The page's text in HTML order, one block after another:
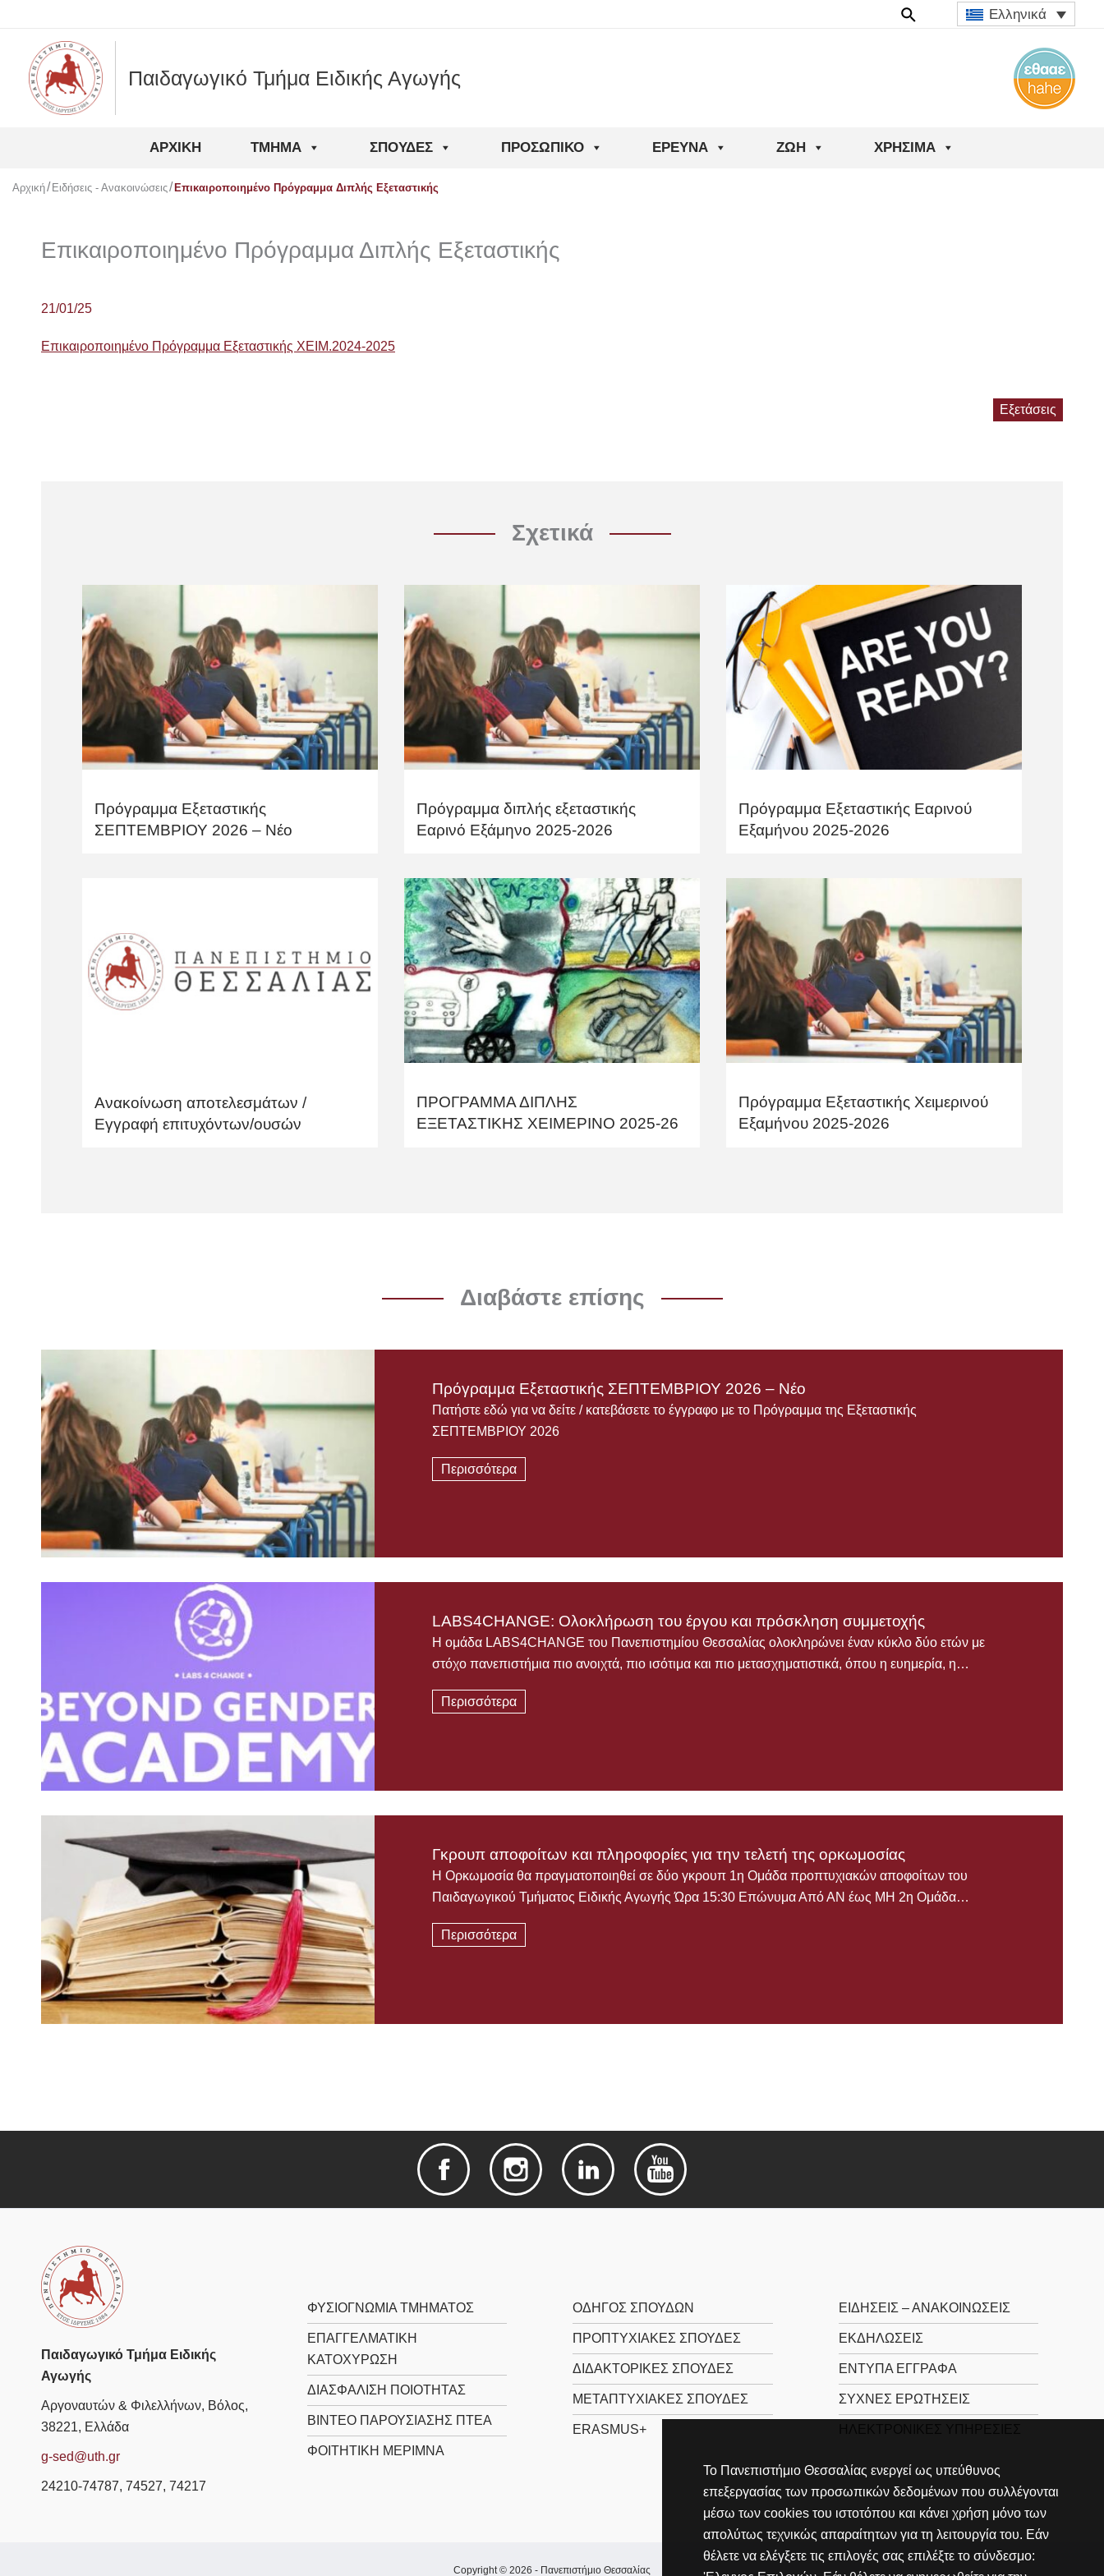
περιεχόμενο
Το Πανεπιστήμιο Θεσσαλίας ενεργεί ως υπεύθυνος
επεξεργασίας των προσωπικών δεδομένων που συλλέγονται
μέσω των cookies του ιστοτόπου και κάνει χρήση μόνο των
απολύτως τεχνικώς απαραίτητων για τη λειτουργία του. Εάν
θέλετε να ελέγξετε τις επιλογές σας επιλέξτε το σύνδεσμο:
Ελληνικά
Παιδαγωγικό Τμήμα Ειδικής Αγωγής
ΑΡΧΙΚΉ ΤΜΉΜΑ ΣΠΟΥΔΈΣ ΠΡΟΣΩΠΙΚΌ ΈΡΕΥΝΑ ΖΩΉ ΧΡΉΣΙΜΑ
Αρχική Ειδήσεις - Ανακοινώσεις Επικαιροποιημένο Πρόγραμμα Διπλής Εξεταστικής
Επικαιροποιημένο Πρόγραμμα Διπλής Εξεταστικής
21/01/25
Επικαιροποιημένο Πρόγραμμα Εξεταστικής ΧΕΙΜ.2024-2025
Εξετάσεις
Σχετικά
Πρόγραμμα Εξεταστικής
ΣΕΠΤΕΜΒΡΙΟΥ 2026 – Νέο
Πρόγραμμα διπλής εξεταστικής
Εαρινό Εξάμηνο 2025-2026
Πρόγραμμα Εξεταστικής Εαρινού
Εξαμήνου 2025-2026
Ανακοίνωση αποτελεσμάτων /
Εγγραφή επιτυχόντων/ουσών
ΠΡΟΓΡΑΜΜΑ ΔΙΠΛΗΣ
ΕΞΕΤΑΣΤΙΚΗΣ ΧΕΙΜΕΡΙΝΟ 2025-26
Πρόγραμμα Εξεταστικής Χειμερινού
Εξαμήνου 2025-2026
Διαβάστε επίσης
Πρόγραμμα Εξεταστικής ΣΕΠΤΕΜΒΡΙΟΥ 2026 – Νέο
Πατήστε εδώ για να δείτε / κατεβάσετε το έγγραφο με το Πρόγραμμα της Εξεταστικής
ΣΕΠΤΕΜΒΡΙΟΥ 2026
Περισσότερα
LABS4CHANGE: Ολοκλήρωση του έργου και πρόσκληση συμμετοχής
Η ομάδα LABS4CHANGE του Πανεπιστημίου Θεσσαλίας ολοκληρώνει έναν κύκλο δύο ετών με
στόχο πανεπιστήμια πιο ανοιχτά, πιο ισότιμα και πιο μετασχηματιστικά, όπου η ευημερία, η…
Περισσότερα
Γκρουπ αποφοίτων και πληροφορίες για την τελετή της ορκωμοσίας
Η Ορκωμοσία θα πραγματοποιηθεί σε δύο γκρουπ 1η Ομάδα προπτυχιακών αποφοίτων του
Παιδαγωγικού Τμήματος Ειδικής Αγωγής Ώρα 15:30 Επώνυμα Από ΑΝ έως ΜΗ 2η Ομάδα…
Περισσότερα
Παιδαγωγικό Τμήμα Ειδικής
Αγωγής
Αργοναυτών & Φιλελλήνων, Βόλος,
38221, Ελλάδα
g-sed@uth.gr
24210-74787, 74527, 74217
ΦΥΣΙΟΓΝΩΜΊΑ ΤΜΉΜΑΤΟΣ
ΕΠΑΓΓΕΛΜΑΤΙΚΉ
ΚΑΤΟΧΎΡΩΣΗ
ΔΙΑΣΦΆΛΙΣΗ ΠΟΙΌΤΗΤΑΣ
ΒΊΝΤΕΟ ΠΑΡΟΥΣΊΑΣΗΣ ΠΤΕΑ
ΦΟΙΤΗΤΙΚΉ ΜΈΡΙΜΝΑ
ΟΔΗΓΌΣ ΣΠΟΥΔΏΝ
ΠΡΟΠΤΥΧΙΑΚΈΣ ΣΠΟΥΔΈΣ
ΔΙΔΑΚΤΟΡΙΚΈΣ ΣΠΟΥΔΈΣ
ΜΕΤΑΠΤΥΧΙΑΚΈΣ ΣΠΟΥΔΈΣ
ERASMUS+
ΕΙΔΉΣΕΙΣ – ΑΝΑΚΟΙΝΏΣΕΙΣ
ΕΚΔΗΛΏΣΕΙΣ
ΈΝΤΥΠΑ ΈΓΓΡΑΦΑ
ΣΥΧΝΈΣ ΕΡΩΤΉΣΕΙΣ
Copyright © 2026 - Πανεπιστήμιο Θεσσαλίας